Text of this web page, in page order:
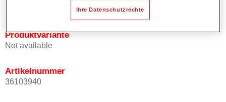
Produktvariante
Not available
Artikelnummer
36103940
Ihre Datenschutzrechte